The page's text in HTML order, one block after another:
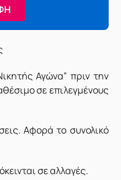
Αγώνα” πριν την
σε επιλεγμένους
Αφορά το συνολικό
σε αλλαγές.